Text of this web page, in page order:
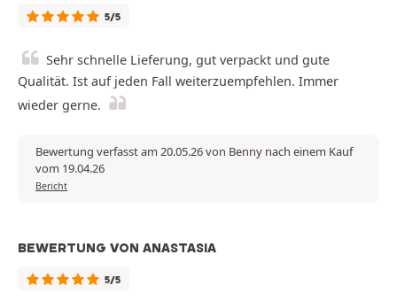
5/5
Sehr schnelle Lieferung, gut verpackt und gute
Qualität. Ist auf jeden Fall weiterzuempfehlen. Immer
wieder gerne.
Bewertung verfasst am 20.05.26 von Benny nach einem Kauf
vom 19.04.26
Bericht
BEWERTUNG VON ANASTASIA
5/5